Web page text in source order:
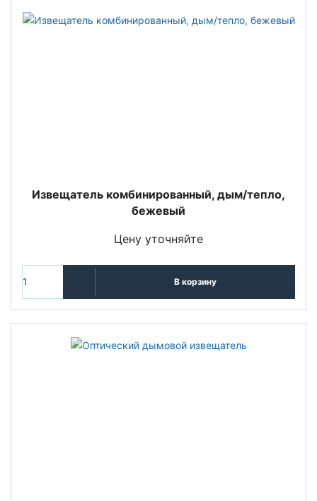
Извещатель комбинированный, дым/тепло,
бежевый
Цену уточняйте
В корзину